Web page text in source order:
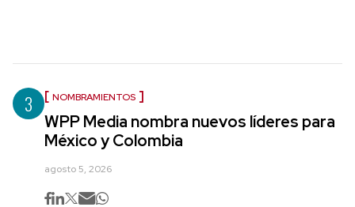
3 NOMBRAMIENTOS
WPP Media nombra nuevos líderes para
México y Colombia
agosto 5, 2026